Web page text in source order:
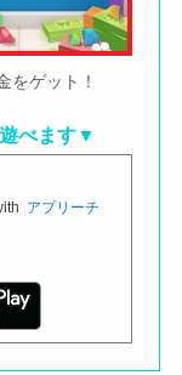
をゲット！
べます▼
アプリーチ